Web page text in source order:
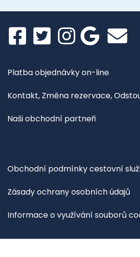
Platba objednávky on-line
Kontakt, Změna rezervace,
Naši obchodní partneři
Obchodní podmínky cestovní
Zásady ochrany osobních údajů
Informace o využívání souborů